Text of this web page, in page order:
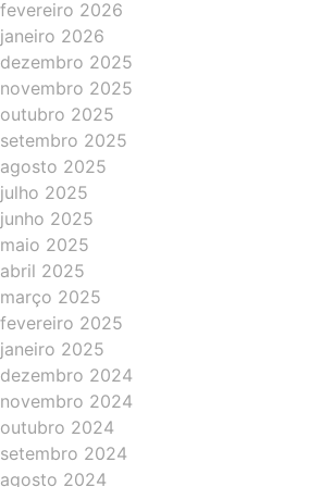
fevereiro 2026
janeiro 2026
dezembro 2025
novembro 2025
outubro 2025
setembro 2025
agosto 2025
julho 2025
junho 2025
maio 2025
abril 2025
março 2025
fevereiro 2025
janeiro 2025
dezembro 2024
novembro 2024
outubro 2024
setembro 2024
agosto 2024